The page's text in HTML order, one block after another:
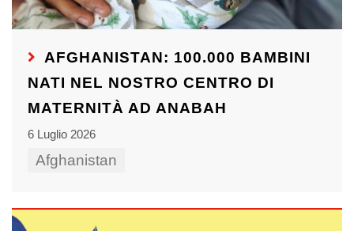
AFGHANISTAN: 100.000 BAMBINI
NATI NEL NOSTRO CENTRO DI
MATERNITÀ AD ANABAH
6 Luglio 2026
Afghanistan